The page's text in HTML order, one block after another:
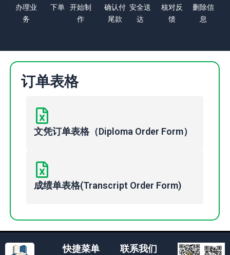
办理业
务
下单
开始制
作
确认付
尾款
安全送
达
核对反
馈
删除信
息
订单表格
文凭订单表格（Diploma Order Form）
成绩单表格(Transcript Order Form)
快捷菜单 联系我们